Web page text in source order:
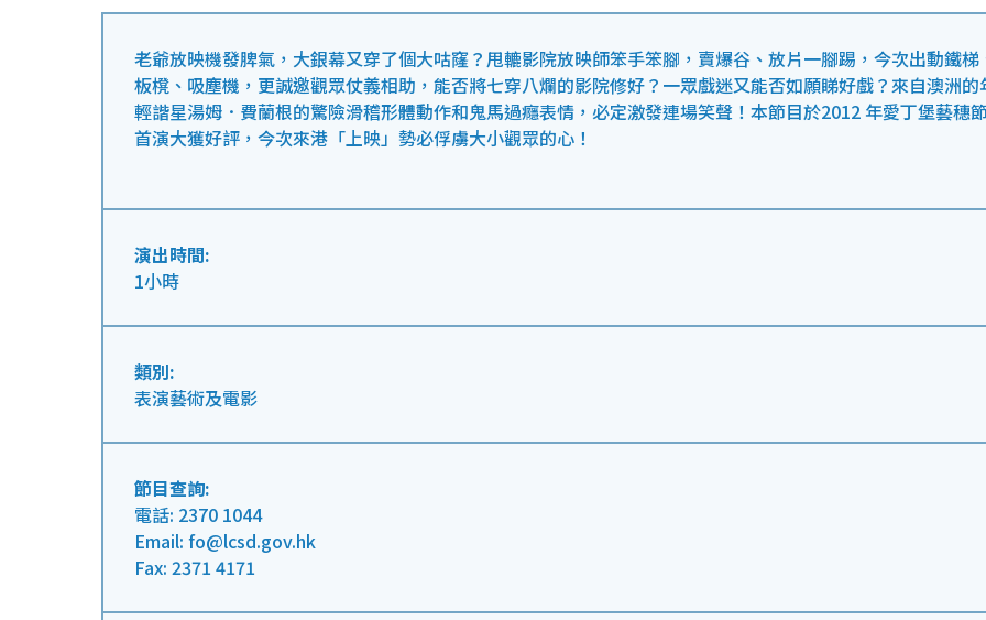
老爺放映機發脾氣，大銀幕又穿了個大咕窿？甩轆影院放映師笨手笨腳，賣爆谷、放片一腳踢，今次出動鐵梯
板櫈、吸塵機，更誠邀觀眾仗義相助，能否將七穿八爛的影院修好？一眾戲迷又能否如願睇好戲？來自澳洲的
輕諧星湯姆．費蘭根的驚險滑稽形體動作和鬼馬過癮表情，必定激發連場笑聲！本節目於2012 年愛丁堡藝穗
首演大獲好評，今次來港「上映」勢必俘虜大小觀眾的心！
演出時間:
1小時
類別:
表演藝術及電影
節目查詢:
電話: 2370 1044
Email: fo@lcsd.gov.hk
Fax: 2371 4171